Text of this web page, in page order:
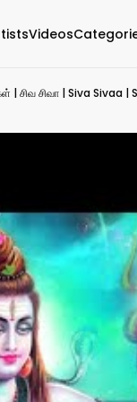
Videos
| சிவ சிவா | Siva Sivaa